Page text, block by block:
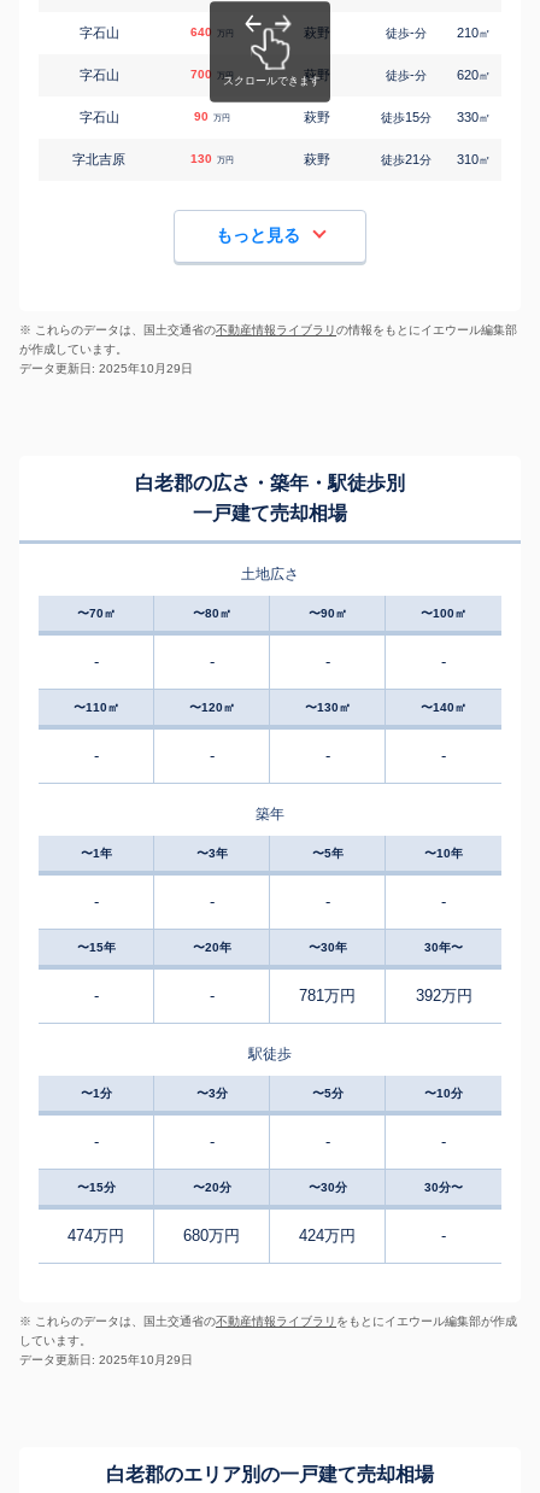
字石山 640 万円 萩野 徒歩-分 210㎡
字石山 700 万円 萩野 徒歩-分 620㎡
字石山 90 万円 萩野 徒歩15分 330㎡
字北吉原 130 万円 萩野 徒歩21分 310㎡
もっと見る
※ これらのデータは、国土交通省の不動産情報ライブラリの情報をもとにイエウール編集部
が作成しています。
データ更新日: 2025年10月29日
白老郡の広さ・築年・駅徒歩別
一戸建て売却相場
土地広さ
〜70㎡ 〜80㎡ 〜90㎡ 〜100㎡
- - - -
〜110㎡ 〜120㎡ 〜130㎡ 〜140㎡
- - - -
築年
〜1年 〜3年 〜5年 〜10年
- - - -
〜15年 〜20年 〜30年 30年〜
- - 781万円 392万円
駅徒歩
〜1分 〜3分 〜5分 〜10分
- - - -
〜15分 〜20分 〜30分 30分〜
474万円 680万円 424万円 -
※ これらのデータは、国土交通省の不動産情報ライブラリ をもとにイエウール編集部が作成
しています。
データ更新日: 2025年10月29日
白老郡のエリア別の一戸建て売却相場